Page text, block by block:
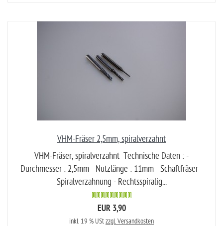
VHM-Fräser 2,5mm, spiralverzahnt
VHM-Fräser, spiralverzahnt Technische Daten : -
Durchmesser : 2,5mm - Nutzlänge : 11mm - Schaftfräser -
Spiralverzahnung - Rechtsspiralig...
EUR 3,90
inkl. 19 % UStzzgl. Versandkosten